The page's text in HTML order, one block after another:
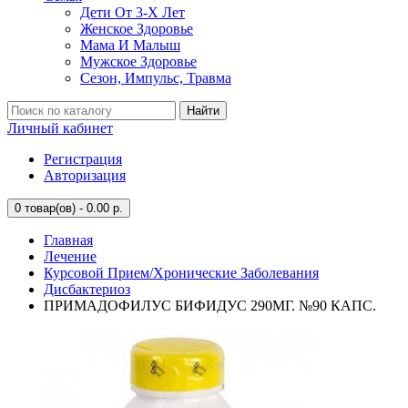
Дети От 3-Х Лет
Женское Здоровье
Мама И Малыш
Мужское Здоровье
Сезон, Импульс, Травма
Найти
Личный кабинет
Регистрация
Авторизация
0 товар(ов) - 0.00 р.
Главная
Лечение
Курсовой Прием/Хронические Заболевания
Дисбактериоз
ПРИМАДОФИЛУС БИФИДУС 290МГ. №90 КАПС.